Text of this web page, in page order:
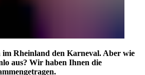
im Rheinland den Karneval. Aber wie
aus? Wir haben Ihnen die